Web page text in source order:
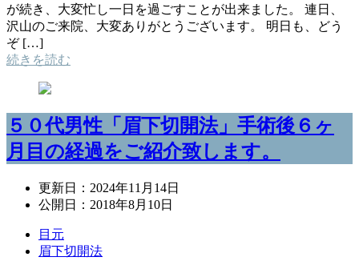
が続き、大変忙し一日を過ごすことが出来ました。 連日、
沢山のご来院、大変ありがとうございます。 明日も、どう
ぞ […]
続きを読む
５０代男性「眉下切開法」手術後６ヶ
月目の経過をご紹介致します。
更新日： 2024年11月14日
公開日： 2018年8月10日
目元
眉下切開法